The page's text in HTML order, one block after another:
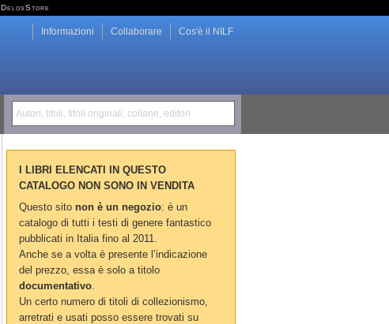
DelosStore
Autori, titoli, titoli originali, collane, editori
Cos'è il NILF
Collaborare
Informazioni
I LIBRI ELENCATI IN QUESTO
CATALOGO NON SONO IN VENDITA
Questo sito non è un negozio: è un
catalogo di tutti i testi di genere fantastico
pubblicati in Italia fino al 2011.
Anche se a volta è presente l’indicazione
del prezzo, essa è solo a titolo
documentativo
Un certo numero di titoli di collezionismo,
arretrati e usati posso essere trovati su